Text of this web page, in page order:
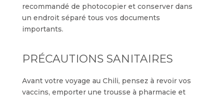
recommandé de photocopier et conserver dans
un endroit séparé tous vos documents
importants.
PRÉCAUTIONS SANITAIRES
Avant votre voyage au Chili, pensez à revoir vos
vaccins, emporter une trousse à pharmacie et